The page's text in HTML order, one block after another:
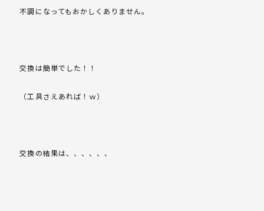
不調になってもおかしくありません。
交換は簡単でした！！
（工具さえあれば！ｗ）
交換の結果は、、、、、、